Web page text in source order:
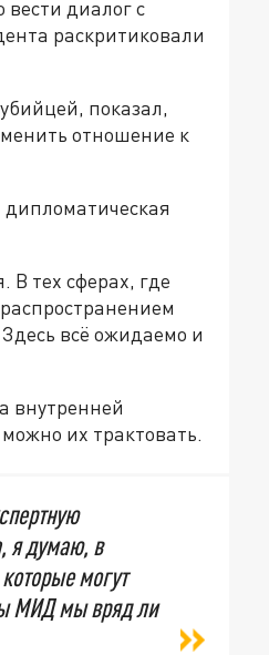
диалог с
раскритиковали
показал,
отношение к
В тех сферах, где
всё ожидаемо и
внутренней
их трактовать.
я думаю, в
могут
МИД мы вряд ли